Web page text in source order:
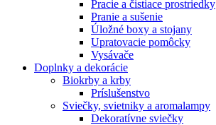
Pracie a čistiace prostriedky
Pranie a sušenie
Úložné boxy a stojany
Upratovacie pomôcky
Vysávače
Doplnky a dekorácie
Biokrby a krby
Príslušenstvo
Sviečky, svietniky a aromalampy
Dekoratívne sviečky